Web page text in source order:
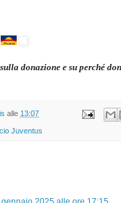
donazione e su perché
alle 13:07
Juventus